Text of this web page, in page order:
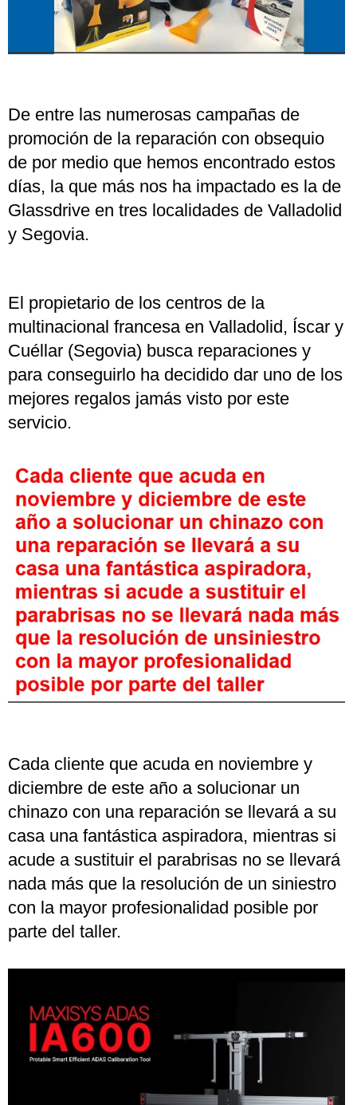
De entre las numerosas campañas de
promoción de la reparación con obsequio
de por medio que hemos encontrado estos
días, la que más nos ha impactado es la de
Glassdrive en tres localidades de Valladolid
y Segovia.
El propietario de los centros de la
multinacional francesa en Valladolid, Íscar y
Cuéllar (Segovia) busca reparaciones y
para conseguirlo ha decidido dar uno de los
mejores regalos jamás visto por este
servicio.
Cada cliente que acuda en noviembre y
diciembre de este año a solucionar un
chinazo con una reparación se llevará a su
casa una fantástica aspiradora, mientras si
acude a sustituir el parabrisas no se llevará
nada más que la resolución de un siniestro
con la mayor profesionalidad posible por
parte del taller.